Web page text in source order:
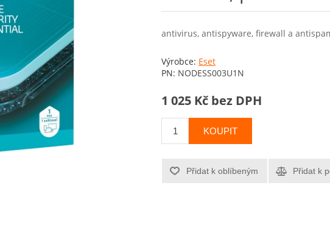
antivirus, antispyware, firewall a
Výrobce: Eset
PN: NODESS003U1N
1 025 Kč bez DPH
KOUPIT
Přidat k oblíbeným Přidat k